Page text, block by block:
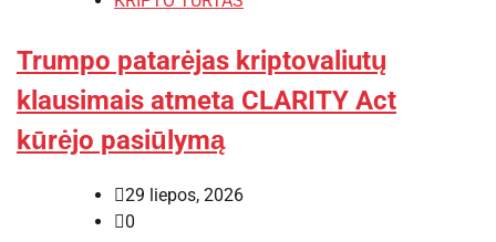
Trumpo patarėjas kriptovaliutų
klausimais atmeta CLARITY Act
kūrėjo pasiūlymą
29 liepos, 2026
0